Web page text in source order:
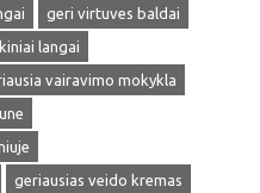
geri virtuves baldai
langai
vairavimo mokykla
geriausias veido kremas